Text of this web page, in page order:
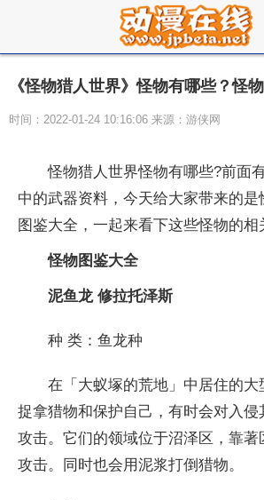
《怪物猎人世界》怪物有哪些？怪
时间：2022-01-24 10:16:06 来源：游侠网
怪物猎人世界怪物有哪些?前面
中的武器资料，今天给大家带来的是
图鉴大全，一起来看下这些怪物的相
怪物图鉴大全
泥鱼龙 修拉托泽斯
种 类：鱼龙种
在「大蚁塚的荒地」中居住的大
捉拿猎物和保护自己，有时会对入
攻击。它们的领域位于沼泽区，靠著
攻击。同时也会用泥浆打倒猎物。